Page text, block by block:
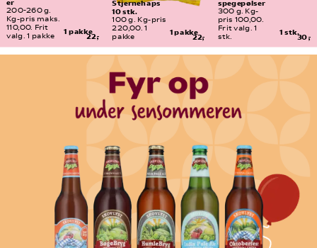
1 pakke
22,-
er
200-260 g.
Kg-pris maks.
110,00. Frit
valg. 1 pakke
1 pakke
22,-
Stjernehaps
10 stk.
100 g. Kg-pris
220,00. 1
pakke
1 stk.
30,-
spegepølser
300 g. Kg-
pris 100,00.
Frit valg. 1
stk.